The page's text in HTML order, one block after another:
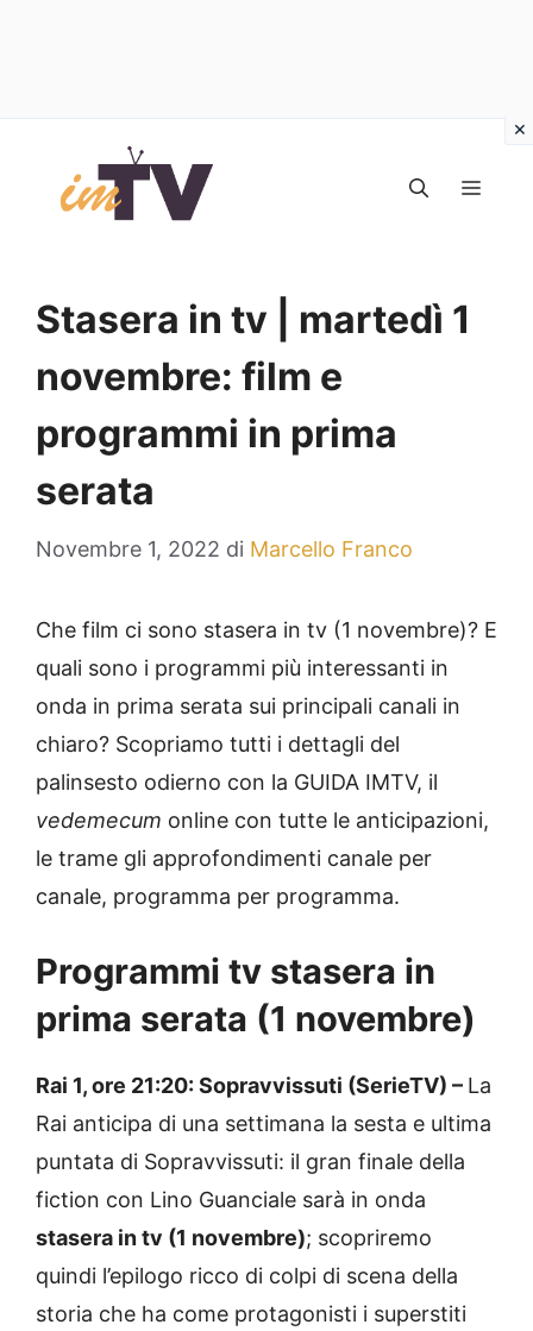
contenuto
Stasera in tv | martedì 1
novembre: film e
programmi in prima
serata
Novembre 1, 2022 di Marcello Franco
Che film ci sono stasera in tv (1 novembre)? E
quali sono i programmi più interessanti in
onda in prima serata sui principali canali in
chiaro? Scopriamo tutti i dettagli del
palinsesto odierno con la GUIDA IMTV, il
vedemecum online con tutte le anticipazioni,
le trame gli approfondimenti canale per
canale, programma per programma.
Programmi tv stasera in
prima serata (1 novembre)
Rai 1, ore 21:20: Sopravvissuti (SerieTV) – La
Rai anticipa di una settimana la sesta e ultima
puntata di Sopravvissuti: il gran finale della
fiction con Lino Guanciale sarà in onda
stasera in tv (1 novembre); scopriremo
quindi l’epilogo ricco di colpi di scena della
storia che ha come protagonisti i superstiti